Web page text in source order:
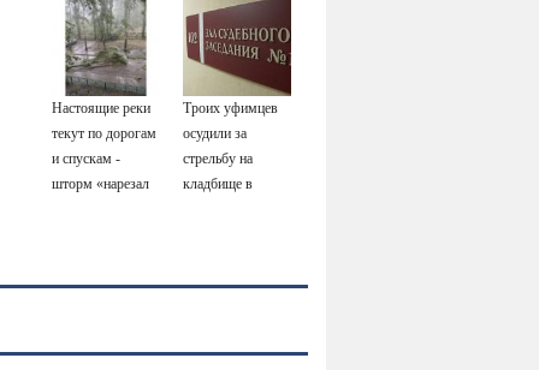
08/08/2026 –
Новости
Настоящие реки
текут по дорогам
и спускам -
шторм «нарезал
Сызрани
Троих уфимцев
осудили за
стрельбу на
кладбище в